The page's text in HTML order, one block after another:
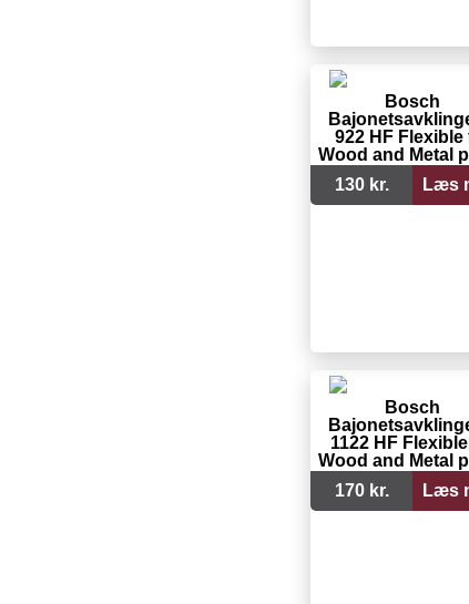
Bosch
922 HF Flexible
Wood and Metal
130 kr. Læs
Bosch
1122 HF
Wood and Metal
170 kr. Læs